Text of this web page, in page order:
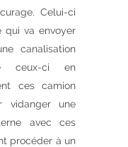
Celui-ci
qui va envoyer
canalisation
ceux-ci en
ces camion
vidanger une
avec ces
procéder à un